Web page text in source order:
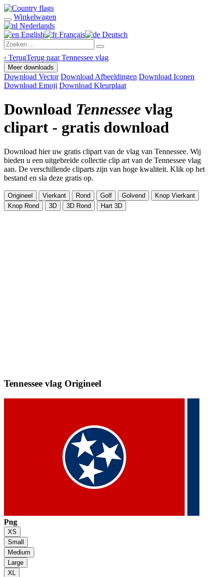
Winkelwagen
Nederlands
English
Français Deutsch
‹ TerugTerug naar Tennessee vlag
Meer downloads
Download Vector Download Afbeeldingen Download Iconen
Download Emoji Download Kleurplaat
Download Tennessee vlag
clipart - gratis download
Download hier uw gratis clipart van de vlag van Tennessee. Wij
bieden u een uitgebreide collectie clip art van de Tennessee vlag
aan. De verschillende cliparts zijn van hoge kwaliteit. Klik op het
bestand en sla deze gratis op.
Origineel Vierkant Rond Golf Golvend
Knop Vierkant
Knop Rond
3D 3D Rond Hart 3D
Tennessee vlag Origineel
Png
XS
Small
Medium
Large
XL